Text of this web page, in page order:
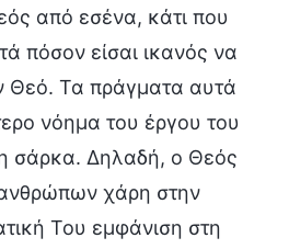
από εσένα, κάτι που
πόσον είσαι ικανός να
Θεό. Τα πράγματα αυτά
νόημα του έργου του
σάρκα. Δηλαδή, ο Θεός
χάρη στην
Του εμφάνιση στη